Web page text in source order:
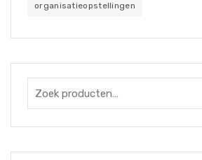
organisatieopstellingen